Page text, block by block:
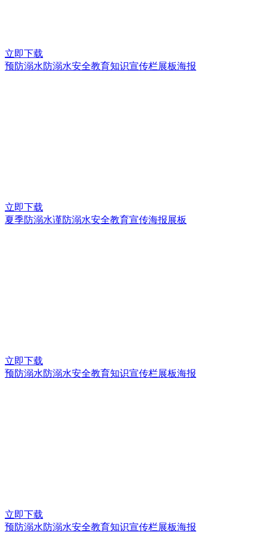
立即下载
预防溺水防溺水安全教育知识宣传栏展板海报
立即下载
夏季防溺水谨防溺水安全教育宣传海报展板
立即下载
预防溺水防溺水安全教育知识宣传栏展板海报
立即下载
预防溺水防溺水安全教育知识宣传栏展板海报